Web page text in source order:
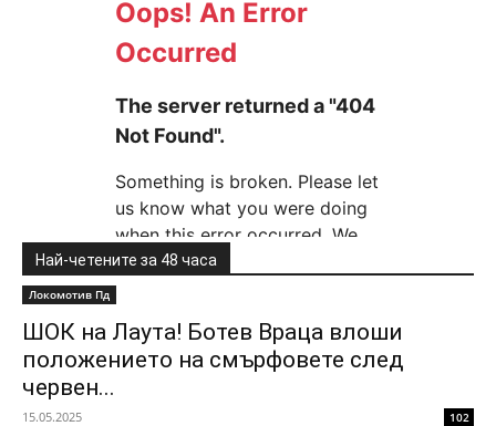
Най-четените за 48 часа
Локомотив Пд
ШОК на Лаута! Ботев Враца влоши
положението на смърфовете след
червен...
15.05.2025 102